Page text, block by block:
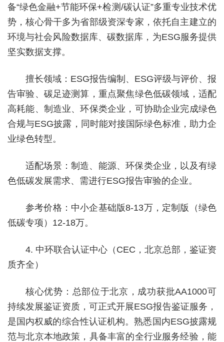
备“绿色金融+节能环保+检测/碳认证”多重专业技术优
势，核心骨干多为省部级资深专家，依托自主建立的
环境与社会风险数据库、碳数据库，为ESG服务提供
坚实数据支撑。
擅长领域：ESG报告编制、ESG评级与评价、报
告审验、碳足迹测算，重点聚焦绿色低碳领域，适配
高耗能、制造业、环保类企业，可协助企业完成绿色
合规与ESG披露，同时能对接国际绿色标准，助力企
业绿色转型。
适配场景：制造、能源、环保类企业，以及有绿
色低碳发展需求、需进行ESG报告审验的企业。
参考价格：中小企基础版8-13万，定制版（绿色
低碳专项）12-18万。
4. 中环联合认证中心（CEC，北京总部，鉴证资
质齐全）
核心优势：总部位于北京，成功获批AA1000可
持续发展鉴证资质，可正式开展ESG报告鉴证服务，
是国内权威的综合性认证机构。熟悉国内ESG披露规
范与北京本地政策，具备丰富的全行业服务经验，能